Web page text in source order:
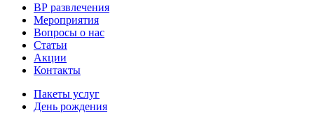
ВР развлечения
Мероприятия
Вопросы о нас
Статьи
Акции
Контакты
Пакеты услуг
День рождения